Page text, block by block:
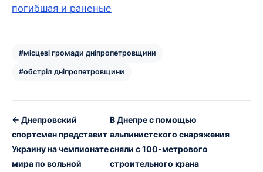
погибшая и раненые
#місцеві громади дніпропетровщини
#обстріл дніпропетровщини
← Днепровский
спортсмен представит
Украину на чемпионате
мира по вольной
В Днепре с помощью
альпинистского снаряжения
сняли с 100-метрового
строительного крана